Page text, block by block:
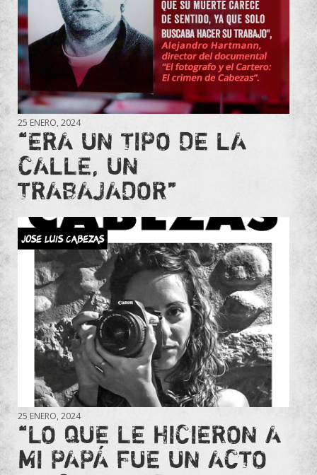
25 ENERO, 2024
“ERA UN TIPO DE LA
CALLE, UN
TRABAJADOR”
JOSE LUIS CABEZAS
25 ENERO, 2024
“LO QUE LE HICIERON A
MI PAPÁ FUE UN ACTO